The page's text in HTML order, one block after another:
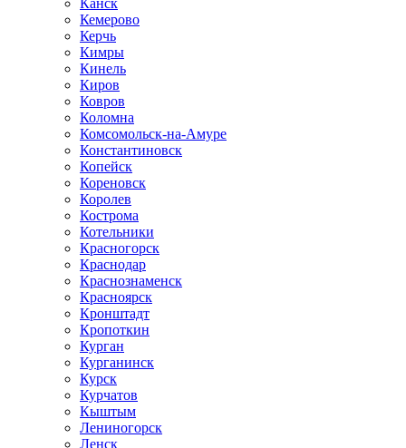
Канск
Кемерово
Керчь
Кимры
Кинель
Киров
Ковров
Коломна
Комсомольск-на-Амуре
Константиновск
Копейск
Кореновск
Королев
Кострома
Котельники
Красногорск
Краснодар
Краснознаменск
Красноярск
Кронштадт
Кропоткин
Курган
Курганинск
Курск
Курчатов
Кыштым
Лениногорск
Ленск